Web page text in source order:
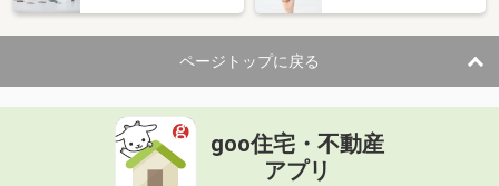
ページトップに戻る
goo住宅・不動産
アプリ